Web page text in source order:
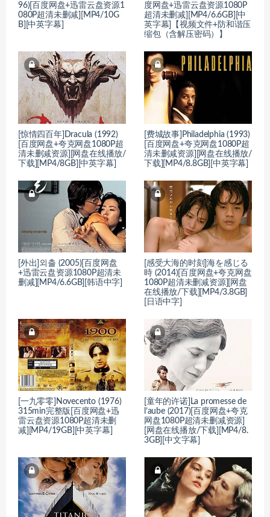
96)[百度网盘+迅雷云盘资源1
080P超清未删减][MP4/10G
B][中英字幕]
度网盘+迅雷云盘资源1080P
超清未删减][MP4/6.6GB][中
英字幕]【视频文件+防和谐压
缩包（含解压密码）】
[惊情四百年]Dracula (1992)
[百度网盘+夸克网盘1080P超
清未删减资源][网盘在线播放/
下载][MP4/8GB][中英字幕]
[费城故事]Philadelphia (1993)
[百度网盘+夸克网盘1080P超
清未删减资源][网盘在线播放/
下载][MP4/8.8GB][中英字幕]
[外出]외출 (2005)[百度网盘
+迅雷云盘资源1080P超清未
删减][MP4/6.6GB][韩语中字]
[感受大海的时刻]海を感じる
時 (2014)[百度网盘+夸克网盘
1080P超清未删减资源][网盘
在线播放/下载][MP4/3.8GB]
[日语中字]
[一九零零]Novecento (1976)
315min完整版[百度网盘+迅
雷云盘资源1080P超清未删
减][MP4/19GB][中英字幕]
[童年的许诺]La promesse de
l’aube (2017)[百度网盘+夸克
网盘1080P超清未删减资源]
[网盘在线播放/下载][MP4/8.
3GB][中文字幕]